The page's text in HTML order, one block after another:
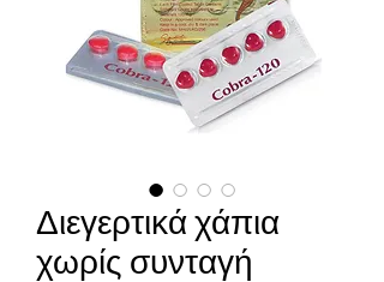
Διεγερτικά χάπια
χωρίς συνταγή